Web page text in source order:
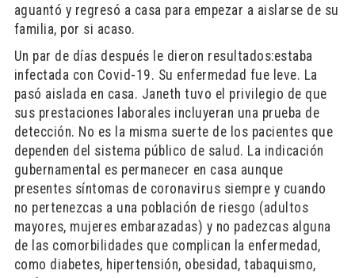
aguantó y regresó a casa para empezar a aislarse de su
familia, por si acaso.
Un par de días después le dieron resultados:estaba
infectada con Covid-19. Su enfermedad fue leve. La
pasó aislada en casa. Janeth tuvo el privilegio de que
sus prestaciones laborales incluyeran una prueba de
detección. No es la misma suerte de los pacientes que
dependen del sistema público de salud. La indicación
gubernamental es permanecer en casa aunque
presentes síntomas de coronavirus siempre y cuando
no pertenezcas a una población de riesgo (adultos
mayores, mujeres embarazadas) y no padezcas alguna
de las comorbilidades que complican la enfermedad,
como diabetes, hipertensión, obesidad, tabaquismo,